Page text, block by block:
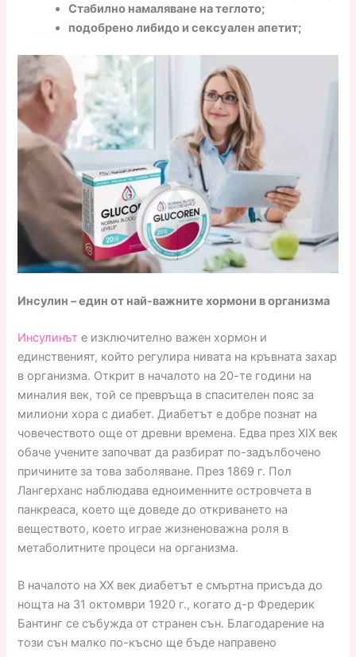
Стабилно намаляване на теглото;
подобрено либидо и сексуален апетит;
Инсулин – един от най-важните хормони в организма
Инсулинът е изключително важен хормон и
единственият, който регулира нивата на кръвната захар
в организма. Открит в началото на 20-те години на
миналия век, той се превръща в спасителен пояс за
милиони хора с диабет. Диабетът е добре познат на
човечеството още от древни времена. Едва през XIX век
обаче учените започват да разбират по-задълбочено
причините за това заболяване. През 1869 г. Пол
Лангерханс наблюдава едноименните островчета в
панкреаса, което ще доведе до откриването на
веществото, което играе жизненоважна роля в
метаболитните процеси на организма.
В началото на XX век диабетът е смъртна присъда до
нощта на 31 октомври 1920 г., когато д-р Фредерик
Бантинг се събужда от странен сън. Благодарение на
този сън малко по-късно ще бъде направено